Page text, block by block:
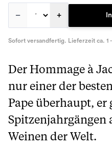
– +
Sofort versandfertig. Lieferzeit ca. 1
Der Hommage à
nur einer der
Pape überhaupt, er
Spitzenjahrgängen
Weinen der Welt.